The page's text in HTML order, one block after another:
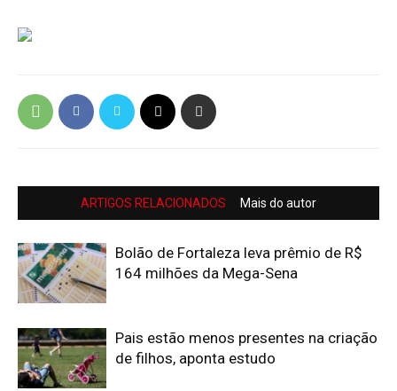
ARTIGOS RELACIONADOS Mais do autor
Bolão de Fortaleza leva prêmio de R$
164 milhões da Mega-Sena
Pais estão menos presentes na criação
de filhos, aponta estudo